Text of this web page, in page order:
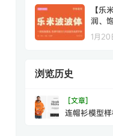
【乐
润、
1月20
浏览历史
[文章]
连帽衫模型